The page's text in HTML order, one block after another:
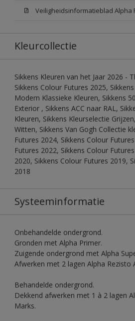
Kleurcollectie
Sikkens Kleuren van het Jaar 2026 -
Sikkens Colour Futures 2025, Sikkens
Modern Klassieke Kleuren, Sikkens
Exterior , Sikkens ACC naar RAL,
Kleuren, Sikkens Kleurselectie
Witten, Sikkens Van Gogh Collectie
Futures 2024, Sikkens Colour
Futures 2022, Sikkens Colour
2020, Sikkens Colour Futures 2019,
2018
Systeeminformatie
Onbehandelde ondergrond.
Gronden met Alpha Primer.
Zuigende ondergrond met Alpha
Afwerken met 2 lagen Alpha Rezisto
Behandelde ondergrond.
Dekkend afwerken met 1 à 2 lagen
Marks.